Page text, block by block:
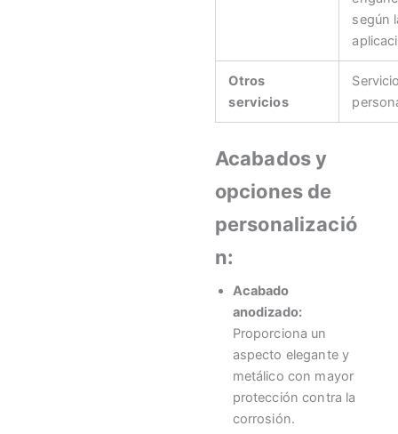
según
Otros
servicios
Acabados y
opciones de
personalizació
n:
Acabado
anodizado:
Proporciona un
aspecto elegante y
metálico con mayor
protección contra la
corrosión.